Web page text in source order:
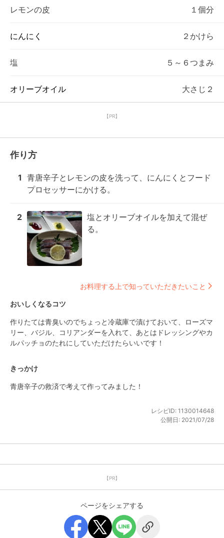
レモンの皮 １個分
にんにく ２かけら
塩 ５～６つまみ
オリーブオイル 大さじ２
【PR】
作り方
1 青唐辛子とレモンの皮を洗って、にんにくとフード
プロセッサーにかける。
2
塩とオリーブオイルを加えて混ぜ
る。
お料理する上で知っていただきたいこと
おいしくなるコツ
作りたては青臭いのでちょっと冷蔵庫で漬けておいて、ローズマ
リー、バジル、コリアンダーを入れて、あとはドレッシングやカ
ルパッチョのたれにしていただけたらいいです！
きっかけ
青唐辛子の救済で考えて作ってみました！
レシピID: 1130014648
公開日: 2021/07/28
【PR】
ページをシェアする